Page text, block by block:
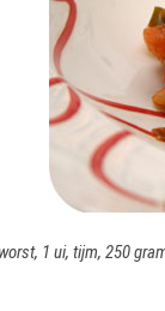
1 ui, tijm, 250